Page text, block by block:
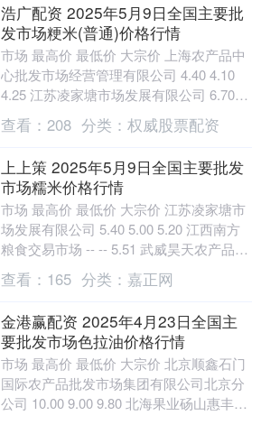
浩广配资 2025年5月9日全国主要批
发市场粳米(普通)价格行情
市场 最高价 最低价 大宗价 上海农产品中
心批发市场经营管理有限公司 4.40 4.10
4.25 江苏凌家塘市场发展有限公司 6.70
4.36 5.16 南....
查看： 208 分类： 权威股票配资
上上策 2025年5月9日全国主要批发
市场糯米价格行情
市场 最高价 最低价 大宗价 江苏凌家塘市
场发展有限公司 5.40 5.00 5.20 江西南方
粮食交易市场 -- -- 5.51 武威昊天农产品交
易市场暨仓储....
查看： 165 分类： 嘉正网
金港赢配资 2025年4月23日全国主
要批发市场色拉油价格行情
市场 最高价 最低价 大宗价 北京顺鑫石门
国际农产品批发市场集团有限公司北京分
公司 10.00 9.00 9.80 北海果业砀山惠丰市